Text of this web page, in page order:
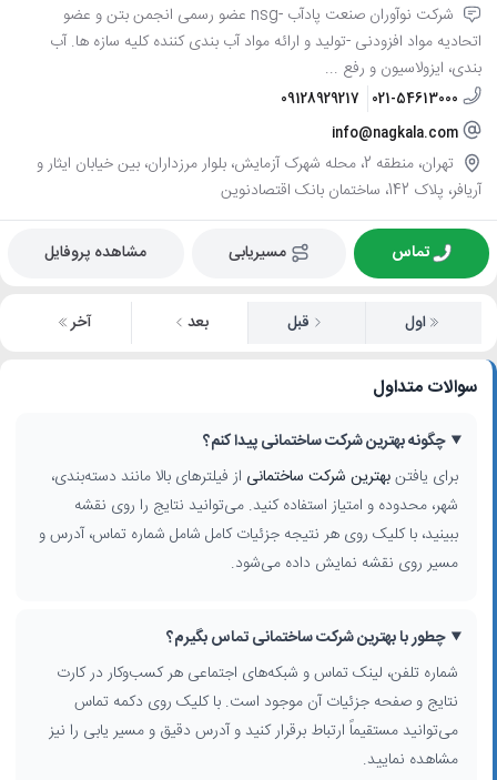
شرکت نوآوران صنعت پادآب -nsg عضو رسمی انجمن بتن و عضو
اتحادیه مواد افزودنی -تولید و ارائه مواد آب بندی کننده کلیه سازه ها. آب
بندی، ایزولاسیون و رفع ...
021-54613000
09128929217
info@nagkala.com
تهران، منطقه 2، محله شهرک آزمایش، بلوار مرزداران، بین خیابان ایثار و
آریافر، پلاک 142، ساختمان بانک اقتصادنوین
تماس مسیریابی مشاهده پروفایل
اول قبل بعد آخر
سوالات متداول
چگونه بهترین شرکت ساختمانی پیدا کنم؟
برای یافتنبهترین شرکت ساختمانی از فیلترهای بالا مانند دسته‌بندی،
شهر، محدوده و امتیاز استفاده کنید. می‌توانید نتایج را روی نقشه
ببینید، با کلیک روی هر نتیجه جزئیات کامل شامل شماره تماس، آدرس و
مسیر روی نقشه نمایش داده می‌شود.
چطور با بهترین شرکت ساختمانی تماس بگیرم؟
شماره تلفن، لینک تماس و شبکه‌های اجتماعی هر کسب‌وکار در کارت
نتایج و صفحه جزئیات آن موجود است. با کلیک روی دکمه تماس
می‌توانید مستقیماً ارتباط برقرار کنید و آدرس دقیق و مسیر یابی را نیز
مشاهده نمایید.